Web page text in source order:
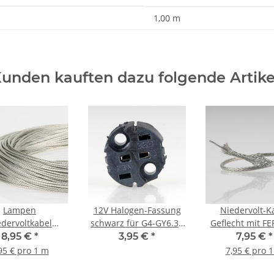
1,00 m
kauften dazu folgende
Lampen
1,5mm²
8,95 € *
€ pro 1 m
12V Halogen-Fassung
schwarz für G4-GY6.35
Leuchtmittel ohne
3,95 € *
Niedervolt-
Geflecht mit
2-adrig
Leuchten
7,95 € *
7,95 € pro